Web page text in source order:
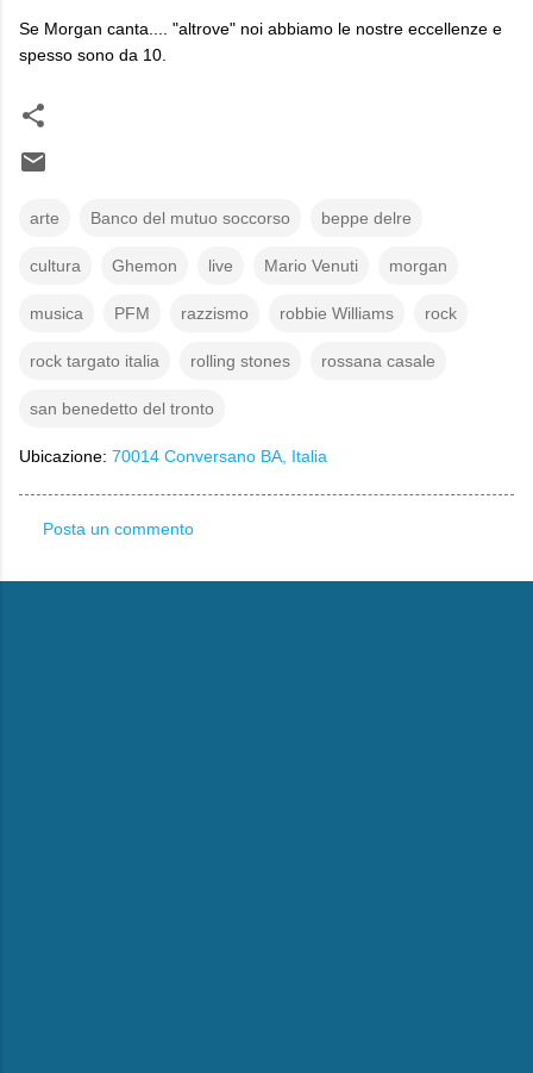
Se Morgan canta.... "altrove" noi abbiamo le nostre eccellenze e
spesso sono da 10.
arte Banco del mutuo soccorso beppe delre
cultura Ghemon live Mario Venuti morgan
musica PFM razzismo robbie Williams rock
rock targato italia rolling stones rossana casale
san benedetto del tronto
Ubicazione: 70014 Conversano BA, Italia
o
Posta un commento